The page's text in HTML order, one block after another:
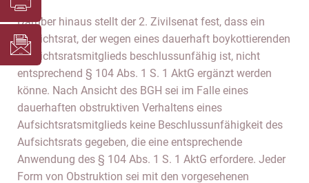
Darüber hinaus stellt der 2. Zivilsenat fest, dass ein
Aufsichtsrat, der wegen eines dauerhaft boykottierenden
Aufsichtsratsmitglieds beschlussunfähig ist, nicht
entsprechend § 104 Abs. 1 S. 1 AktG ergänzt werden
könne. Nach Ansicht des BGH sei im Falle eines
dauerhaften obstruktiven Verhaltens eines
Aufsichtsratsmitglieds keine Beschlussunfähigkeit des
Aufsichtsrats gegeben, die eine entsprechende
Anwendung des § 104 Abs. 1 S. 1 AktG erfordere. Jeder
Form von Obstruktion sei mit den vorgesehenen